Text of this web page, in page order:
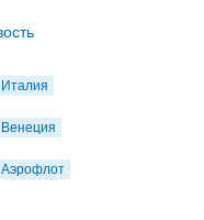
Италия
Венеция
Аэрофлот